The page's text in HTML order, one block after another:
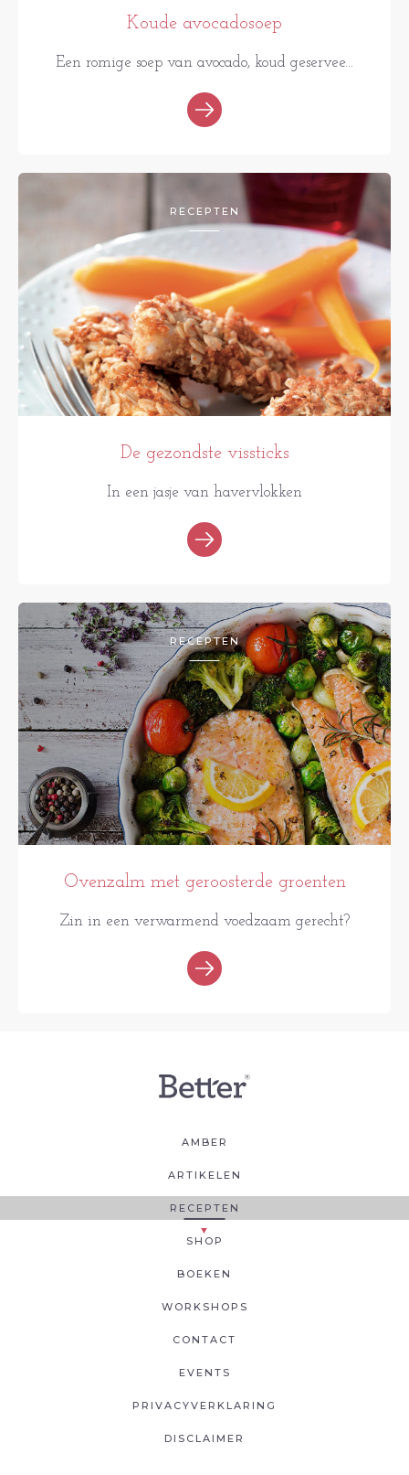
Koude avocadosoep
Een romige soep van avocado, koud geservee...
RECEPTEN
De gezondste vissticks
In een jasje van havervlokken
RECEPTEN
Ovenzalm met geroosterde groenten
Zin in een verwarmend voedzaam gerecht?
AMBER
ARTIKELEN
RECEPTEN
SHOP
BOEKEN
WORKSHOPS
CONTACT
EVENTS
PRIVACYVERKLARING
DISCLAIMER